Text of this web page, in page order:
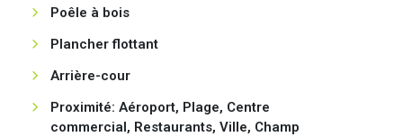
Poêle à bois
Plancher flottant
Arrière-cour
Proximité: Aéroport, Plage, Centre
commercial, Restaurants, Ville, Champ